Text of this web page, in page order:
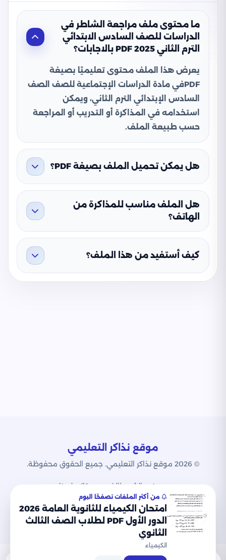
ما محتوى ملف مراجعة الشاطر في
الدراسات للصف السادس الابتدائي
الترم الثاني 2025 PDF بالاجابات؟
يعرض هذا الملف محتوى تعليميًا بصيغة
PDFفي مادة الدراسات الإجتماعية للصف الصف
السادس الإبتدائي الترم الثاني، ويمكن
استخدامه في المذاكرة أو التدريب أو المراجعة
حسب طبيعة الملف.
هل يمكن تحميل الملف بصيغة PDF؟
هل الملف مناسب للمذاكرة من
الهاتف؟
كيف أستفيد من هذا الملف؟
موقع نذاكر التعليمي
© 2026 موقع نذاكر التعليمي. جميع الحقوق محفوظة.
من نحن الشروطالخصوصيةاتصل بنا
من أكثر الملفات تصفحًا اليوم
امتحان الكيمياء للثانوية العامة 2026
الدور الأول PDF لطلاب الصف الثالث
الثانوي
الكيمياء